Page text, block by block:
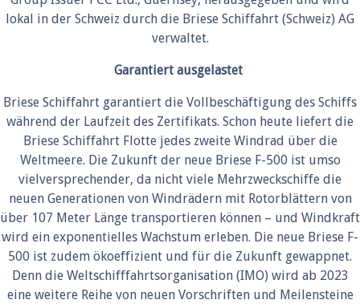
lokal in der Schweiz durch die Briese Schiffahrt (Schweiz) AG
verwaltet.
Garantiert ausgelastet
Briese Schiffahrt garantiert die Vollbeschäftigung des Schiffs
während der Laufzeit des Zertifikats. Schon heute liefert die
Briese Schiffahrt Flotte jedes zweite Windrad über die
Weltmeere. Die Zukunft der neue Briese F-500 ist umso
vielversprechender, da nicht viele Mehrzweckschiffe die
neuen Generationen von Windrädern mit Rotorblättern von
über 107 Meter Länge transportieren können – und Windkraft
wird ein exponentielles Wachstum erleben. Die neue Briese F-
500 ist zudem ökoeffizient und für die Zukunft gewappnet.
Denn die Weltschifffahrtsorganisation (IMO) wird ab 2023
eine weitere Reihe von neuen Vorschriften und Meilensteine